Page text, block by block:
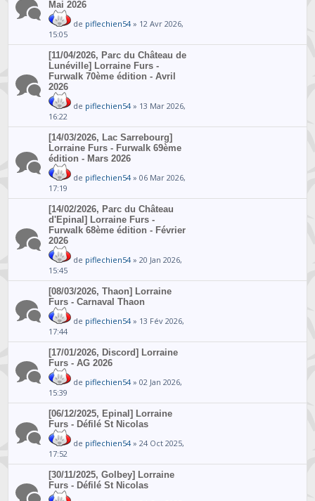
Mai 2026
de piflechien54» 12 Avr 2026,
15:05
[11/04/2026, Parc du Château de
Lunéville] Lorraine Furs -
Furwalk 70ème édition - Avril
2026
de piflechien54» 13 Mar 2026,
16:22
[14/03/2026, Lac Sarrebourg]
Lorraine Furs - Furwalk 69ème
édition - Mars 2026
de piflechien54» 06 Mar 2026,
17:19
[14/02/2026, Parc du Château
d'Epinal] Lorraine Furs -
Furwalk 68ème édition - Février
2026
de piflechien54» 20 Jan 2026,
15:45
[08/03/2026, Thaon] Lorraine
Furs - Carnaval Thaon
de piflechien54» 13 Fév 2026,
17:44
[17/01/2026, Discord] Lorraine
Furs - AG 2026
de piflechien54» 02 Jan 2026,
15:39
[06/12/2025, Epinal] Lorraine
Furs - Défilé St Nicolas
de piflechien54» 24 Oct 2025,
17:52
[30/11/2025, Golbey] Lorraine
Furs - Défilé St Nicolas